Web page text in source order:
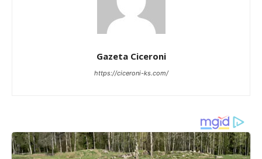
Gazeta Ciceroni
https://ciceroni-ks.com/